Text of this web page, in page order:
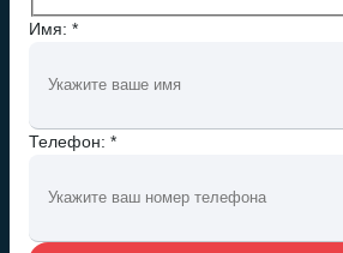
Имя: *
Телефон: *